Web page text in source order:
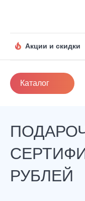
Акции и скидки
Каталог
РУБЛЕЙ